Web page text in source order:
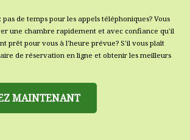
pas de temps pour les appels téléphoniques? Vous
une chambre rapidement et avec confiance qu'il
prêt pour vous à l'heure prévue? S'il vous plaît
de réservation en ligne et obtenir les meilleurs
MAINTENANT